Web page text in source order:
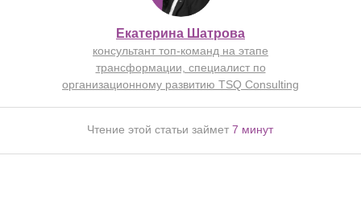
Чтение этой статьи займет 7 минут
Екатерина Шатрова
консультант топ-команд на этапе
трансформации, специалист по
организационному развитию TSQ Consulting